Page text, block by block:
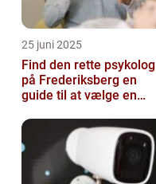
25 juni 2025
Find den rette psykolog
på Frederiksberg en
guide til at vælge en